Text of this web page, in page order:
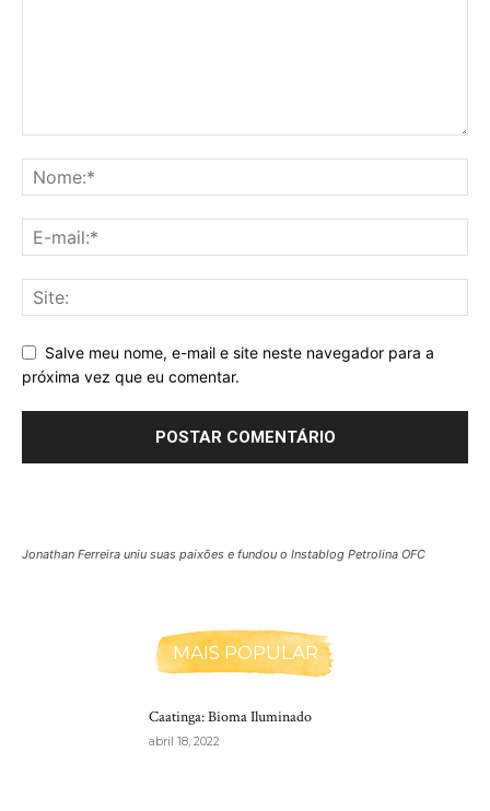
Salve meu nome, e-mail e site neste navegador para a
próxima vez que eu comentar.
Jonathan Ferreira uniu suas paixões e fundou o Instablog Petrolina OFC
MAIS POPULAR
Caatinga: Bioma Iluminado
abril 18, 2022